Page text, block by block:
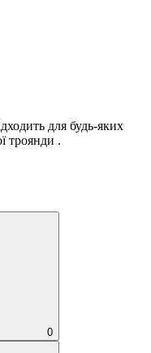
для будь-яких
троянди .
0